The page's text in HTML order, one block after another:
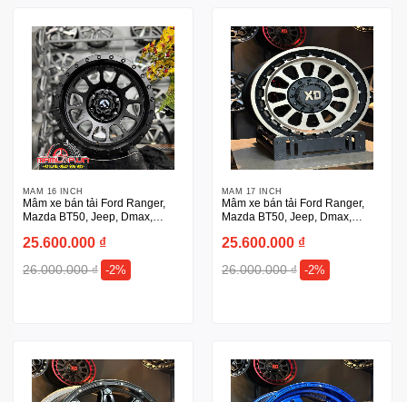
MÂM 16 INCH
Mâm xe bán tải Ford Ranger,
Mazda BT50, Jeep, Dmax,
25.600.000 ₫
26.000.000₫ -2%
MÂM 17 INCH
Mâm xe bán tải Ford Ranger,
Mazda BT50, Jeep, Dmax,
25.600.000 ₫
26.000.000₫ -2%